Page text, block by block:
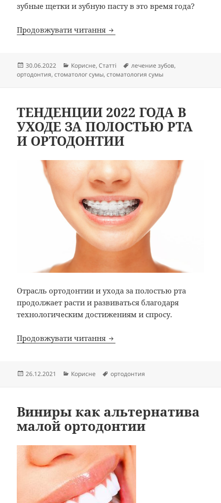
зубные щетки и зубную пасту в это время года?
Продовжувати читання Сахар вызывает кариес?
Опубліковано
30.06.2022 Категорії
Корисне,Статті Позначки
лечение зубов,
ортодонтия,стоматолог сумы,стоматология сумы
ТЕНДЕНЦИИ 2022 ГОДА В
УХОДЕ ЗА ПОЛОСТЬЮ РТА
И ОРТОДОНТИИ
Отрасль ортодонтии и ухода за полостью рта
продолжает расти и развиваться благодаря
технологическим достижениям и спросу.
Продовжувати читання ТЕНДЕНЦИИ 2022 ГОДА В
Опубліковано
26.12.2021 Категорії
Корисне Позначки
ортодонтия
Виниры как альтернатива
малой ортодонтии